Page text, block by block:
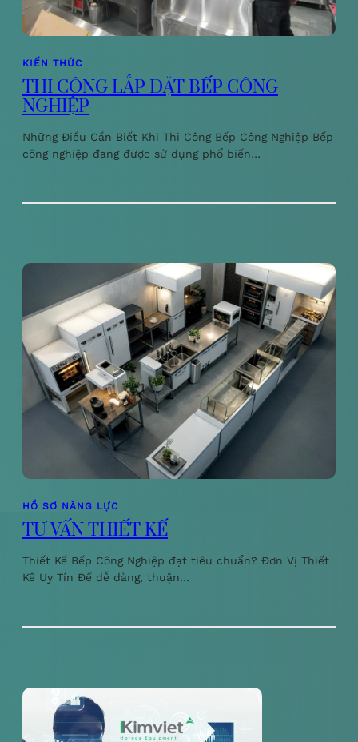
KIẾN THỨC
THI CÔNG LẮP ĐẶT BẾP CÔNG
NGHIỆP
Những Điều Cần Biết Khi Thi Công Bếp Công Nghiệp Bếp
công nghiệp đang được sử dụng phổ biến…
HỒ SƠ NĂNG LỰC
TƯ VẤN THIẾT KẾ
Thiết Kế Bếp Công Nghiệp đạt tiêu chuẩn? Đơn Vị Thiết
Kế Uy Tín Để dễ dàng, thuận…